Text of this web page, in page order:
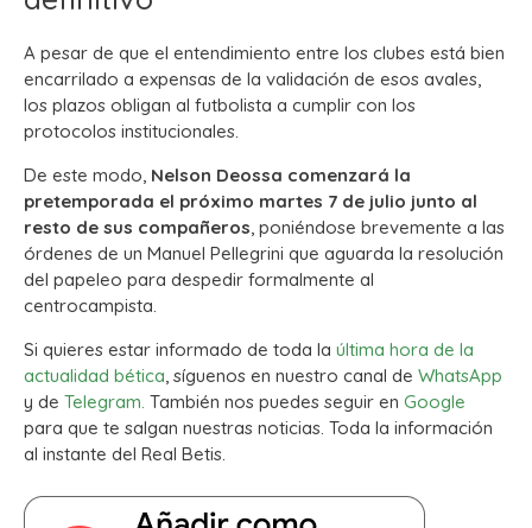
A pesar de que el entendimiento entre los clubes está bien
encarrilado a expensas de la validación de esos avales,
los plazos obligan al futbolista a cumplir con los
protocolos institucionales.
De este modo, Nelson Deossa comenzará la
pretemporada el próximo martes 7 de julio junto al
resto de sus compañeros , poniéndose brevemente a las
órdenes de un Manuel Pellegrini que aguarda la resolución
del papeleo para despedir formalmente al
centrocampista.
Si quieres estar informado de toda la última hora de la
actualidad bética , síguenos en nuestro canal de WhatsApp
y de Telegram. También nos puedes seguir en Google
para que te salgan nuestras noticias. Toda la información
al instante del Real Betis.